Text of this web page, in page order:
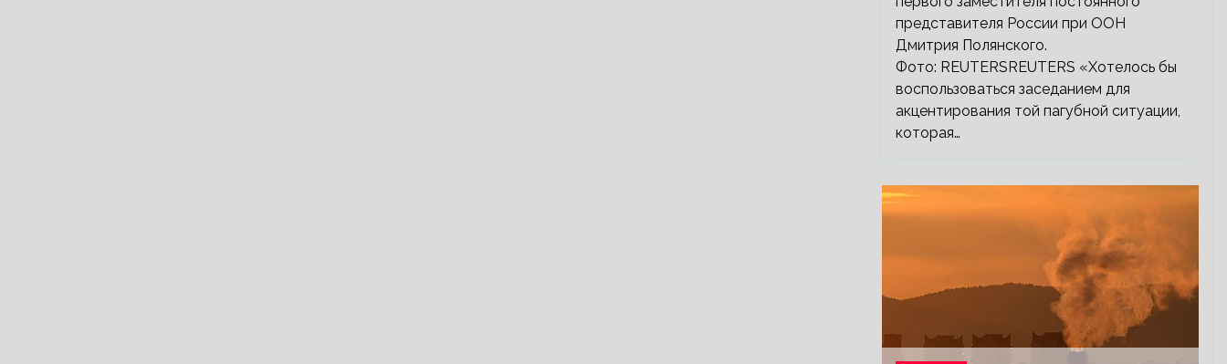
представителя России при ООН
Дмитрия Полянского.
Фото: REUTERSREUTERS «Хотелось бы
воспользоваться заседанием для
акцентирования той пагубной ситуации,
которая…